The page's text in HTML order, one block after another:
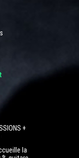
+
la